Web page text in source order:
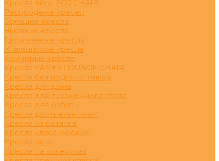
Кресла яйцо EGG CHAIR
Распродажа кресел
Большие кресла
Высокие кресла
Деревянные кресла
Итальянские кресла
Каминные кресла
Кресла EAMES LOUNGE CHAIR
Кресла без подлокотников
Кресла для дома
Кресла для письменного стола
Кресла для работы
Кресла для чтения книг
Кресла из ротанга
Кресла классические
Кресла люкс
Кресла на колесиках